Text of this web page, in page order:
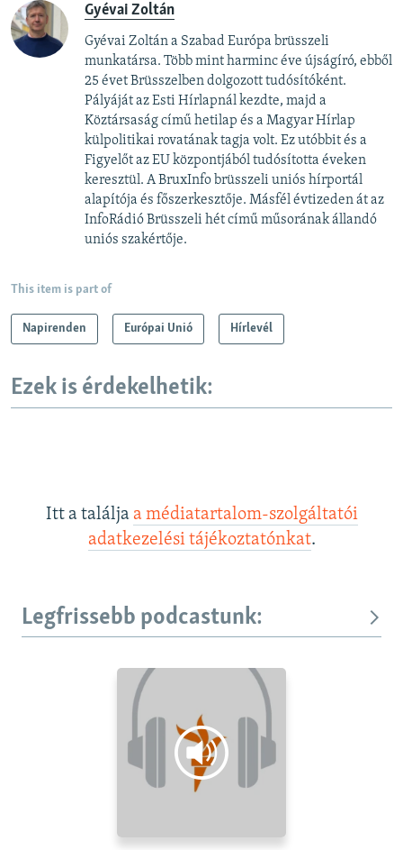
Gyévai Zoltán
Gyévai Zoltán a Szabad Európa brüsszeli
munkatársa. Több mint harminc éve újságíró, ebből
25 évet Brüsszelben dolgozott tudósítóként.
Pályáját az Esti Hírlapnál kezdte, majd a
Köztársaság című hetilap és a Magyar Hírlap
külpolitikai rovatának tagja volt. Ez utóbbit és a
Figyelőt az EU központjából tudósította éveken
keresztül. A BruxInfo brüsszeli uniós hírportál
alapítója és főszerkesztője. Másfél évtizeden át az
InfoRádió Brüsszeli hét című műsorának állandó
uniós szakértője.
This item is part of
Napirenden Európai Unió Hírlevél
Ezek is érdekelhetik:
Itt a találja a médiatartalom-szolgáltatói
adatkezelési tájékoztatónkat.
Legfrissebb podcastunk: